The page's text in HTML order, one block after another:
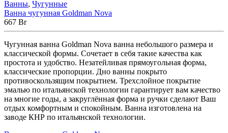
Ванны, Чугунные
Ванна чугунная Goldman Nova
667 Br
Чугунная ванна Goldman Nova ванна небольшого размера и
классической формы. Сочетает в себя такие качества как
простота и удобство. Незатейливая прямоугольная форма,
классические пропорции. Дно ванны покрыто
противоскользящим покрытием. Трехслойное покрытие
эмалью по итальянской технологии гарантирует вам качество
на многие годы, а закруглённая форма и ручки сделают Ваш
отдых комфортным и спокойным. Ванна изготовлена на
заводе КНР по итальянской технологии.